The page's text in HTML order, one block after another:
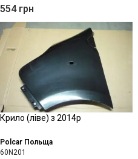
554 грн
Крило (ліве) з 2014р
Polcar Польща
60N201